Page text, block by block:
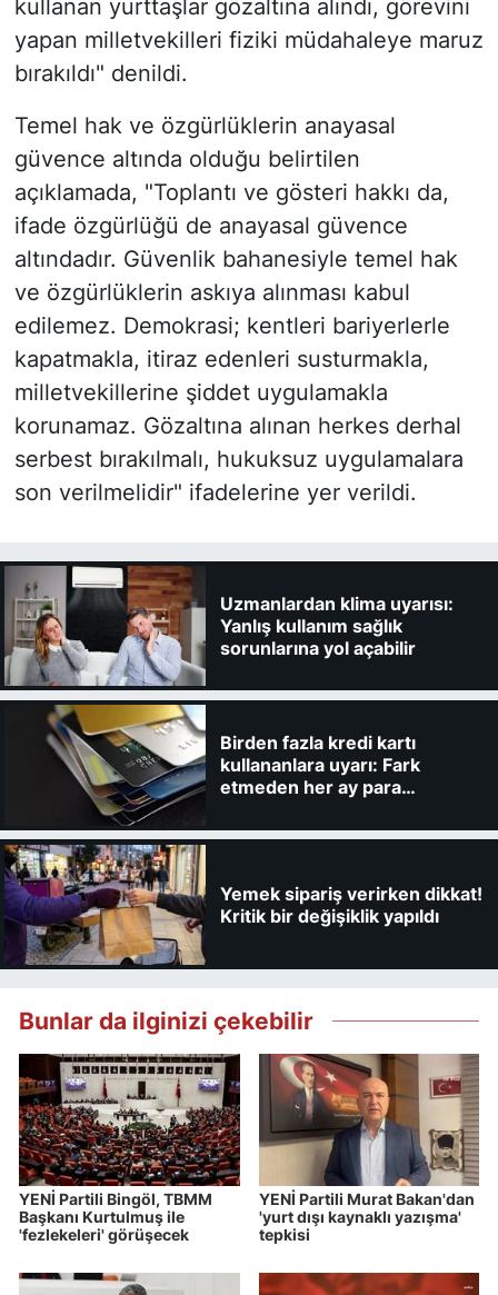
kullanan yurttaşlar gözaltına alındı, görevini
yapan milletvekilleri fiziki müdahaleye maruz
bırakıldı" denildi.
Temel hak ve özgürlüklerin anayasal
güvence altında olduğu belirtilen
açıklamada, "Toplantı ve gösteri hakkı da,
ifade özgürlüğü de anayasal güvence
altındadır. Güvenlik bahanesiyle temel hak
ve özgürlüklerin askıya alınması kabul
edilemez. Demokrasi; kentleri bariyerlerle
kapatmakla, itiraz edenleri susturmakla,
milletvekillerine şiddet uygulamakla
korunamaz. Gözaltına alınan herkes derhal
serbest bırakılmalı, hukuksuz uygulamalara
son verilmelidir" ifadelerine yer verildi.
Uzmanlardan klima uyarısı:
Yanlış kullanım sağlık
sorunlarına yol açabilir
Birden fazla kredi kartı
kullananlara uyarı: Fark
etmeden her ay para
Yemek sipariş verirken dikkat!
Kritik bir değişiklik yapıldı
Bunlar da ilginizi çekebilir
YENİ Partili Bingöl, TBMM
Başkanı Kurtulmuş ile
'fezlekeleri' görüşecek
YENİ Partili Murat Bakan'dan
'yurt dışı kaynaklı yazışma'
tepkisi